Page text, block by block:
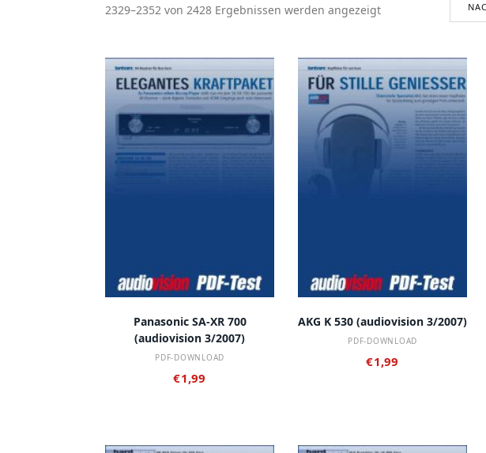
2329–2352 von 2428 Ergebnissen werden angezeigt
N
h
t
Panasonic SA-XR 700
(audiovision 3/2007)
PDF-DOWNLOAD
€1,99
AKG K 530 (audiovision 3/2007)
PDF-DOWNLOAD
€1,99